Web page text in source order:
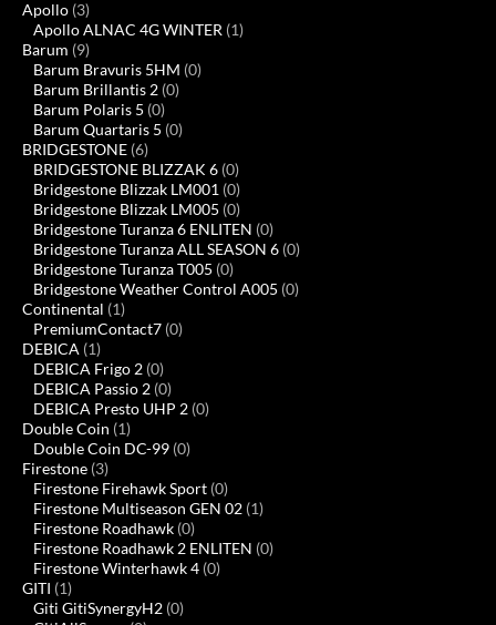
Apollo (3)
Apollo ALNAC 4G WINTER (1)
Barum (9)
Barum Bravuris 5HM (0)
Barum Brillantis 2 (0)
Barum Polaris 5 (0)
Barum Quartaris 5 (0)
BRIDGESTONE (6)
BRIDGESTONE BLIZZAK 6 (0)
Bridgestone Blizzak LM001 (0)
Bridgestone Blizzak LM005 (0)
Bridgestone Turanza 6 ENLITEN (0)
Bridgestone Turanza ALL SEASON 6 (0)
Bridgestone Turanza T005 (0)
Bridgestone Weather Control A005 (0)
Continental (1)
PremiumContact7 (0)
DEBICA (1)
DEBICA Frigo 2 (0)
DEBICA Passio 2 (0)
DEBICA Presto UHP 2 (0)
Double Coin (1)
Double Coin DC-99 (0)
Firestone (3)
Firestone Firehawk Sport (0)
Firestone Multiseason GEN 02 (1)
Firestone Roadhawk (0)
Firestone Roadhawk 2 ENLITEN (0)
Firestone Winterhawk 4 (0)
GITI (1)
Giti GitiSynergyH2 (0)